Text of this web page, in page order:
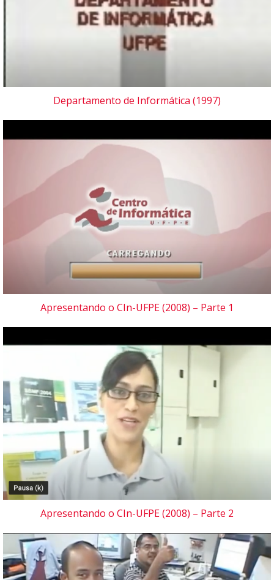
Departamento de Informática (1997)
Apresentando o CIn-UFPE (2008) – Parte 1
Apresentando o CIn-UFPE (2008) – Parte 2